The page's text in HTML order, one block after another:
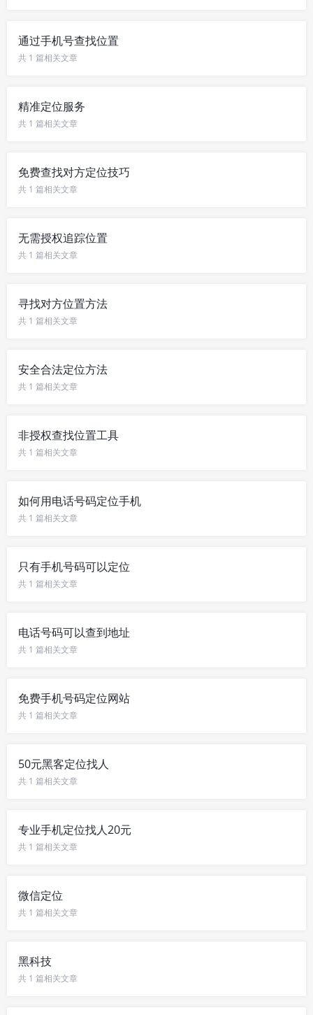
通过手机号查找位置
共 1 篇相关文章
精准定位服务
共 1 篇相关文章
免费查找对方定位技巧
共 1 篇相关文章
无需授权追踪位置
共 1 篇相关文章
寻找对方位置方法
共 1 篇相关文章
安全合法定位方法
共 1 篇相关文章
非授权查找位置工具
共 1 篇相关文章
如何用电话号码定位手机
共 1 篇相关文章
只有手机号码可以定位
共 1 篇相关文章
电话号码可以查到地址
共 1 篇相关文章
免费手机号码定位网站
共 1 篇相关文章
50元黑客定位找人
共 1 篇相关文章
专业手机定位找人20元
共 1 篇相关文章
微信定位
共 1 篇相关文章
黑科技
共 1 篇相关文章